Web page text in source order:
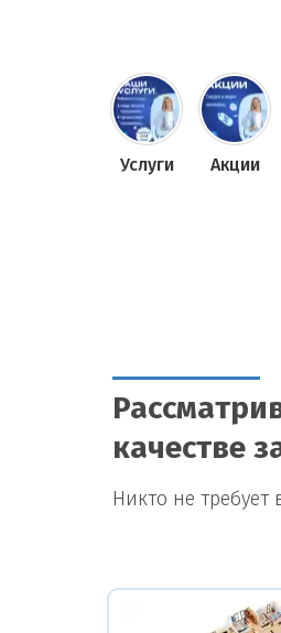
Услуги Акции
качестве
Никто не